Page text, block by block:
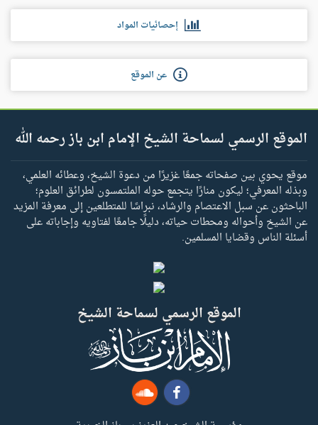
إحصائيات المواد
عن الموقع
الموقع الرسمي لسماحة الشيخ الإمام ابن باز رحمه الله
موقع يحوي بين صفحاته جمعًا غزيرًا من دعوة الشيخ، وعطائه العلمي،
وبذله المعرفي؛ ليكون منارًا يتجمع حوله الملتمسون لطرائق العلوم؛
الباحثون عن سبل الاعتصام والرشاد، نبراسًا للمتطلعين إلى معرفة المزيد
عن الشيخ وأحواله ومحطات حياته، دليلًا جامعًا لفتاويه وإجاباته على
أسئلة الناس وقضايا المسلمين.
الموقع الرسمي لسماحة الشيخ